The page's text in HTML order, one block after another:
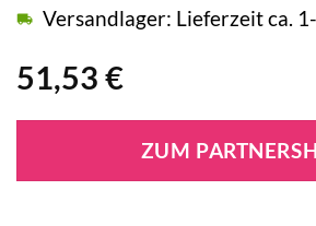
51,53 €
Versandlager: Lieferzeit ca.
ZUM